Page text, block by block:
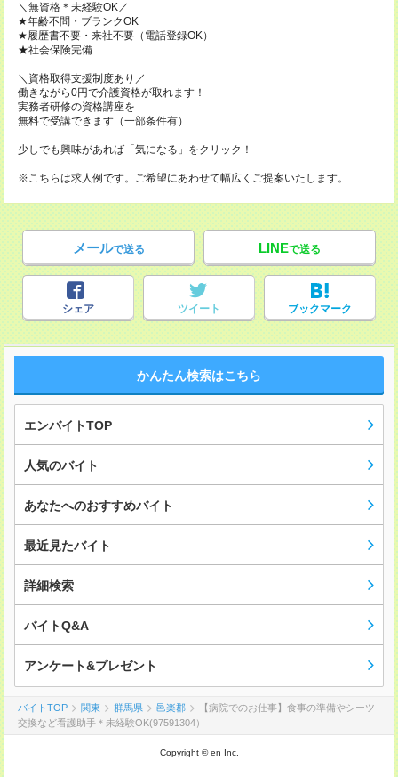
＼無資格＊未経験OK／
★年齢不問・ブランクOK
★履歴書不要・来社不要（電話登録OK）
★社会保険完備
＼資格取得支援制度あり／
働きながら0円で介護資格が取れます！
実務者研修の資格講座を
無料で受講できます（一部条件有）
少しでも興味があれば「気になる」をクリック！
※こちらは求人例です。ご希望にあわせて幅広くご提案いたします。
メールで送る LINEで送る
シェア ツイート ブックマーク
かんたん検索はこちら
エンバイトTOP
人気のバイト
あなたへのおすすめバイト
最近見たバイト
詳細検索
バイトQ&A
アンケート&プレゼント
バイトTOP 関東 群馬県 邑楽郡
【病院でのお仕事】食事の準備やシーツ
交換など看護助手＊未経験OK(97591304）
Copyright © en Inc.